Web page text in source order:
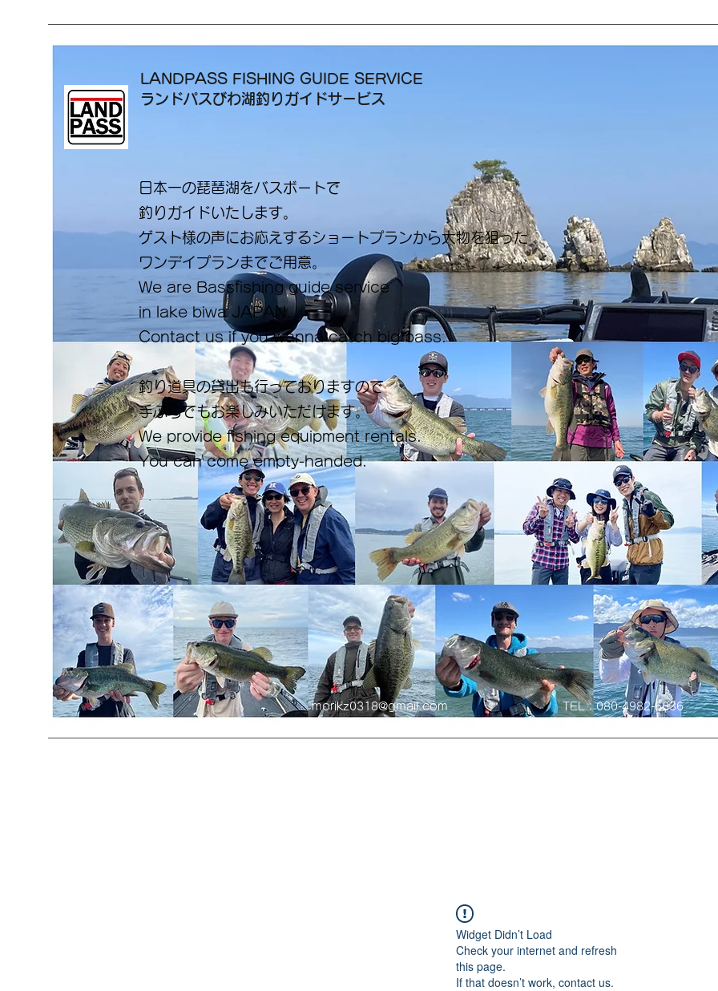
LANDPASS FISHING GUIDE SERVICE
ランドパスびわ湖釣りガイドサービス
日本一の琵琶湖をバスボートで
釣りガイドいたします。
​ゲスト様の声にお応えするショートプランから大物を狙った
ワンデイプランまでご用意。
​We are Bassfishing guide service
in lake biwa ​JAPAN.
Contact us if you wanna catch big bass.
釣り道具の貸出も行っておりますので
手ぶらでもお楽しみいただけます。
We provide fishing equipment rentals.
You can come empty-handed.
morikz0318@gmail.com TEL：080-4982-6636
Widget Didn’t Load
Check your internet and refresh
this page.
If that doesn’t work, contact us.